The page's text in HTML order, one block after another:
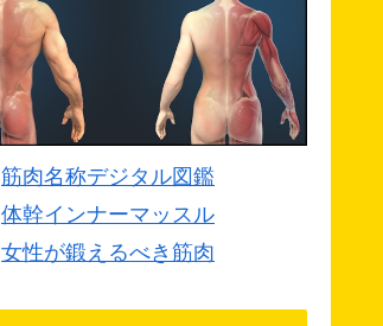
筋肉名称デジタル図鑑
体幹インナーマッスル
女性が鍛えるべき筋肉